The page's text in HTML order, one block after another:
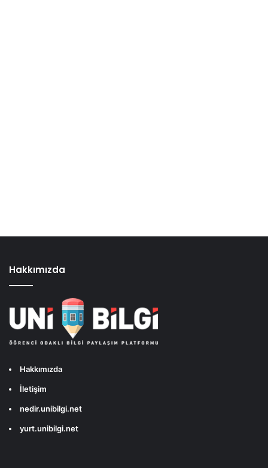
Hakkımızda
Hakkımızda
İletişim
nedir.unibilgi.net
yurt.unibilgi.net